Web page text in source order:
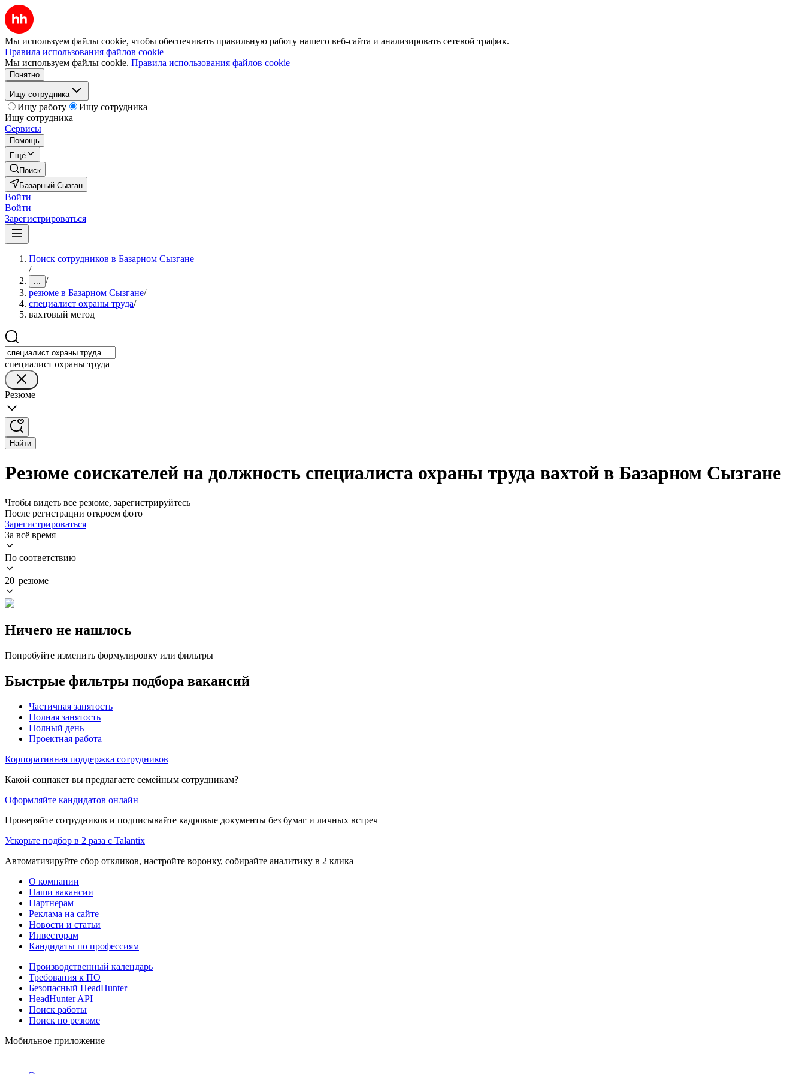
Мы используем файлы cookie, чтобы обеспечивать правильную работу нашего веб-сайта и анализировать сетевой трафик.
Правила использования файлов cookie
Мы используем файлы cookie. Правила использования файлов cookie
Понятно
Ищу сотрудника
Ищу работу
Ищу сотрудника
Ищу сотрудника
Сервисы
Помощь
Ещё
Поиск
Базарный Сызган
Войти
Войти
Зарегистрироваться
Поиск сотрудников в Базарном Сызгане
/
... /
резюме в Базарном Сызгане/
специалист охраны труда/
вахтовый метод
специалист охраны труда
Резюме
Найти
Резюме соискателей на должность специалиста охраны труда вахтой в Базарном Сызгане
Чтобы видеть все резюме, зарегистрируйтесь
После регистрации откроем фото
Зарегистрироваться
За всё время
По соответствию
20 резюме
Ничего не нашлось
Попробуйте изменить формулировку или фильтры
Быстрые фильтры подбора вакансий
Частичная занятость
Полная занятость
Полный день
Проектная работа
Корпоративная поддержка сотрудников
Какой соцпакет вы предлагаете семейным сотрудникам?
Оформляйте кандидатов онлайн
Проверяйте сотрудников и подписывайте кадровые документы без бумаг и личных встреч
Ускорьте подбор в 2 раза с Talantix
Автоматизируйте сбор откликов, настройте воронку, собирайте аналитику в 2 клика
О компании
Наши вакансии
Партнерам
Реклама на сайте
Новости и статьи
Инвесторам
Кандидаты по профессиям
Производственный календарь
Требования к ПО
Безопасный HeadHunter
HeadHunter API
Поиск работы
Поиск по резюме
Мобильное приложение